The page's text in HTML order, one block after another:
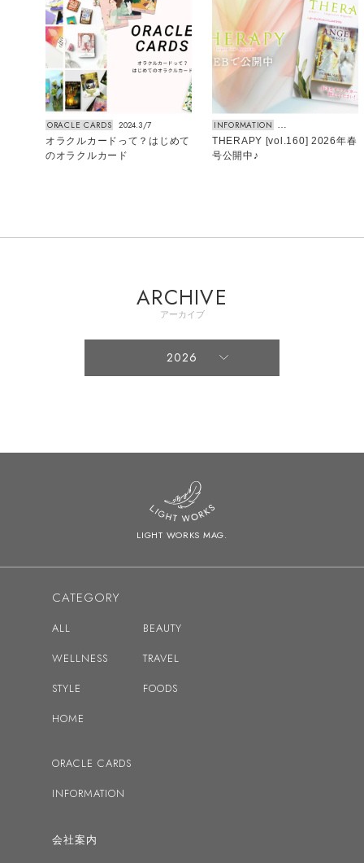
ORACLE CARDS 2024.3/7
オラクルカードって？はじめて
のオラクルカード
INFORMATION
THERAPY [vol.160] 2026年春
号公開中♪
ARCHIVE
アーカイブ
2026
2024
2023
2022
LIGHT WORKS MAG.
CATEGORY
ALL
WELLNESS
STYLE
HOME
BEAUTY
TRAVEL
FOODS
ORACLE CARDS
INFORMATION
会社案内